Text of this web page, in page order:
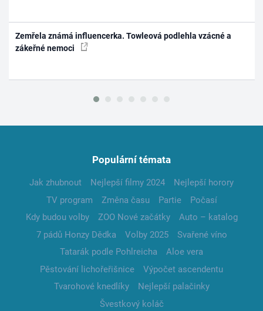
Zemřela známá influencerka. Towleová podlehla vzácné a
zákeřné nemoci
Populární témata
Jak zhubnout Nejlepší filmy 2024
Nejlepší horory
TV program
Změna času Partie
Počasí
Kdy budou volby
ZOO Nové začátky
Auto – katalog
7 pádů Honzy Dědka
Volby 2025
Svařené víno
Tatarák podle Pohlreicha
Aloe vera
Pěstování lichořeřišnice
Výpočet ascendentu
Tvarohové knedlíky
Nejlepší palačinky
Švestkový koláč